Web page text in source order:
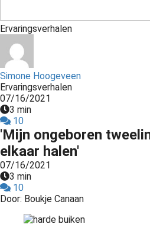
Ervaringsverhalen
Simone Hoogeveen
Ervaringsverhalen
07/16/2021
3 min
10
'Mijn ongeboren
elkaar halen'
07/16/2021
3 min
10
Door: Boukje Canaan
niet
worden
om
te
over
van
op